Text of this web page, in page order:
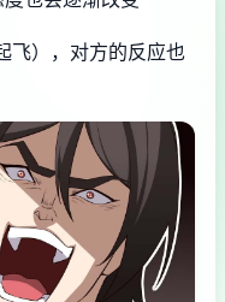
飞），对方的反应也